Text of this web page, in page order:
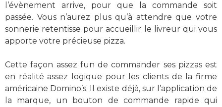
l’évènement arrive, pour que la commande soit
passée. Vous n’aurez plus qu’à attendre que votre
sonnerie retentisse pour accueillir le livreur qui vous
apporte votre précieuse pizza.
Cette façon assez fun de commander ses pizzas est
en réalité assez logique pour les clients de la firme
américaine Domino’s. Il existe déjà, sur l’application de
la marque, un bouton de commande rapide qui